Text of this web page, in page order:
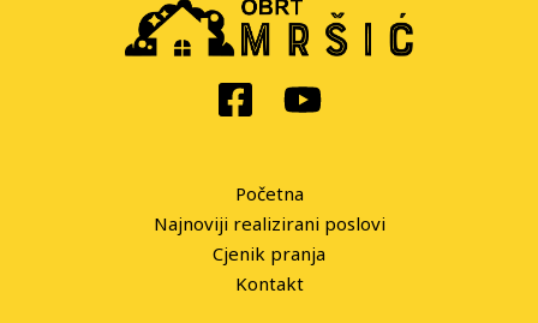
Početna
Najnoviji realizirani poslovi
Cjenik pranja
Kontakt